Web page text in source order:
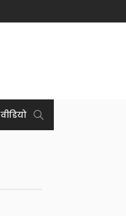
वीडियो